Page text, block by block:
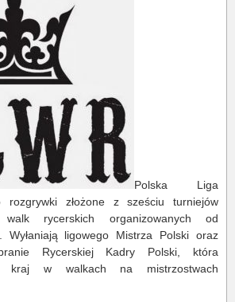
Polska Liga
rozgrywki złożone z sześciu turniejów
walk rycerskich organizowanych od
Wyłaniają ligowego Mistrza Polski oraz
Rycerskiej Kadry Polski, która
kraj w walkach na mistrzostwach